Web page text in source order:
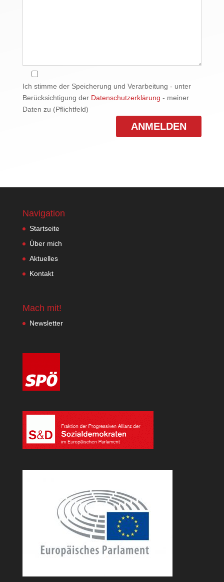
Ich stimme der Speicherung und Verarbeitung - unter
Berücksichtigung der Datenschutzerklärung - meiner
Daten zu (Pflichtfeld)
Navigation
Startseite
Über mich
Aktuelles
Kontakt
Mach mit!
Newsletter